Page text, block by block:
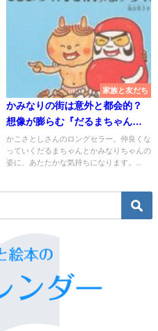
家族と友だち
かみなりの街は意外と都会的？
想像が膨らむ『だるまちゃんと
かみなりちゃん』
かこさとしさんのロングセラー。仲良くな
っていくだるまちゃんとかみなりちゃんの
姿に、あたたかな気持ちになります。...